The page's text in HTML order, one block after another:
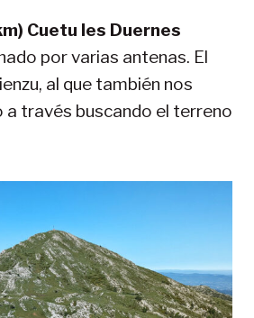
Cuetu les Duernes
por varias antenas. El
al que también nos
a través buscando el terreno